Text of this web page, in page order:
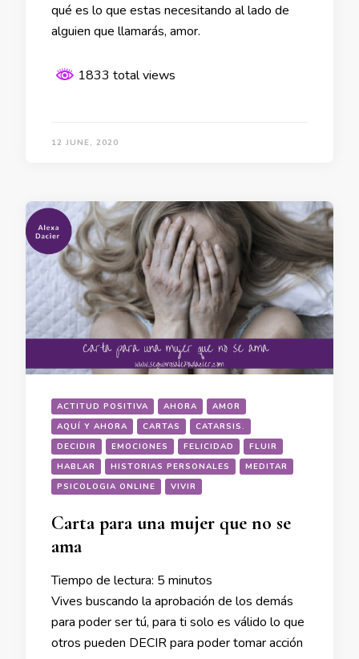
qué es lo que estas necesitando al lado de
alguien que llamarás, amor.
1833 total views
12 JUNE, 2020
ACTITUD POSITIVA AHORA
AMOR
AQUÍ Y AHORA
CARTAS
CATARSIS.
DECIDIR
EMOCIONES FELICIDAD
FLUIR
HABLAR
HISTORIAS PERSONALES
MEDITAR
PSICOLOGIA ONLINE
VIVIR
Carta para una mujer que no se
ama
Tiempo de lectura: 5 minutos
Vives buscando la aprobación de los demás
para poder ser tú, para ti solo es válido lo que
otros pueden DECIR para poder tomar acción